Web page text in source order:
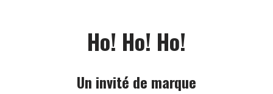
Ho! Ho! Ho!
Un invité de marque